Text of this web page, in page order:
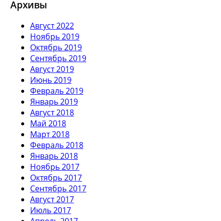
Архивы
Август 2022
Ноябрь 2019
Октябрь 2019
Сентябрь 2019
Август 2019
Июнь 2019
Февраль 2019
Январь 2019
Август 2018
Май 2018
Март 2018
Февраль 2018
Январь 2018
Ноябрь 2017
Октябрь 2017
Сентябрь 2017
Август 2017
Июль 2017